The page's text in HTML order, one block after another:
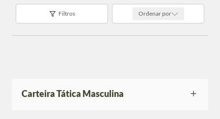
Filtros Ordenar por
Carteira Tática Masculina